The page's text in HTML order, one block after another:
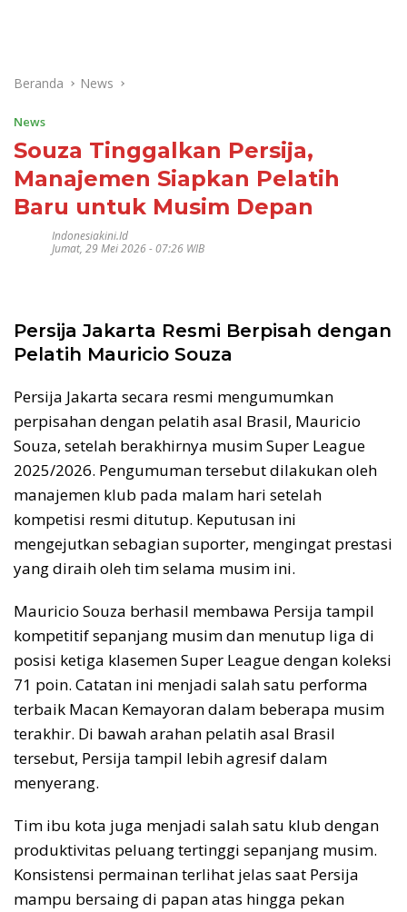
Beranda News
News
Souza Tinggalkan Persija,
Manajemen Siapkan Pelatih
Baru untuk Musim Depan
Indonesiakini.id
Jumat, 29 Mei 2026 - 07:26 WIB
Persija Jakarta Resmi Berpisah dengan
Pelatih Mauricio Souza
Persija Jakarta secara resmi mengumumkan
perpisahan dengan pelatih asal Brasil, Mauricio
Souza, setelah berakhirnya musim Super League
2025/2026. Pengumuman tersebut dilakukan oleh
manajemen klub pada malam hari setelah
kompetisi resmi ditutup. Keputusan ini
mengejutkan sebagian suporter, mengingat prestasi
yang diraih oleh tim selama musim ini.
Mauricio Souza berhasil membawa Persija tampil
kompetitif sepanjang musim dan menutup liga di
posisi ketiga klasemen Super League dengan koleksi
71 poin. Catatan ini menjadi salah satu performa
terbaik Macan Kemayoran dalam beberapa musim
terakhir. Di bawah arahan pelatih asal Brasil
tersebut, Persija tampil lebih agresif dalam
menyerang.
Tim ibu kota juga menjadi salah satu klub dengan
produktivitas peluang tertinggi sepanjang musim.
Konsistensi permainan terlihat jelas saat Persija
mampu bersaing di papan atas hingga pekan